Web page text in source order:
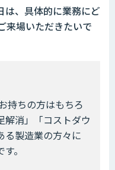
、具体的に業務にど
来場いただきたいで
持ちの方はもちろ
解消」「コストダウ
る製造業の方々に
。